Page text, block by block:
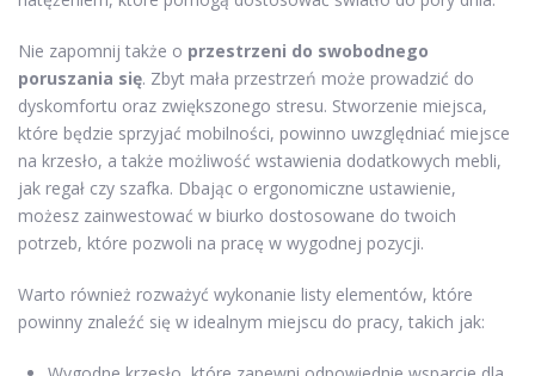
Nie zapomnij także o przestrzeni do swobodnego
poruszania się. Zbyt mała przestrzeń może prowadzić do
dyskomfortu oraz zwiększonego stresu. Stworzenie miejsca,
które będzie sprzyjać mobilności, powinno uwzględniać miejsce
na krzesło, a także możliwość wstawienia dodatkowych mebli,
jak regał czy szafka. Dbając o ergonomiczne ustawienie,
możesz zainwestować w biurko dostosowane do twoich
potrzeb, które pozwoli na pracę w wygodnej pozycji.
Warto również rozważyć wykonanie listy elementów, które
powinny znaleźć się w idealnym miejscu do pracy, takich jak: